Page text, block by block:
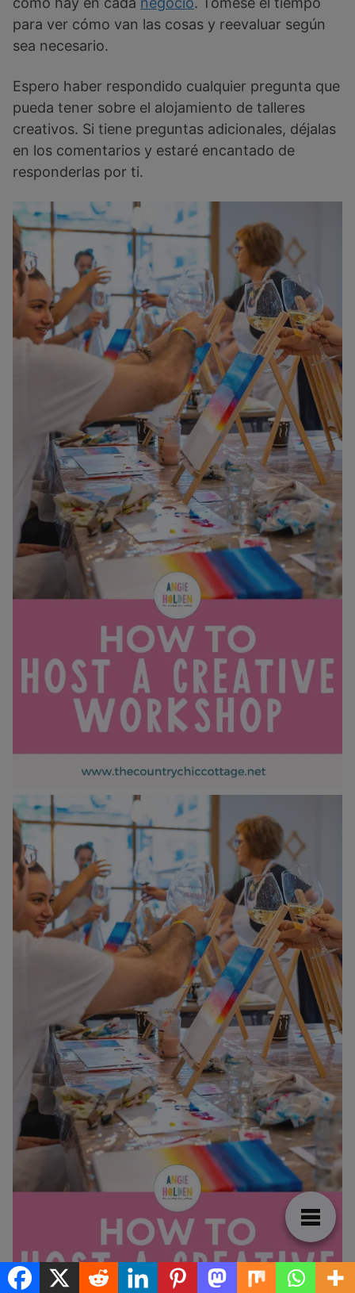
para ver cómo van las cosas y reevaluar según
sea necesario.
Espero haber respondido cualquier pregunta que
pueda tener sobre el alojamiento de talleres
creativos. Si tiene preguntas adicionales, déjalas
en los comentarios y estaré encantado de
responderlas por ti.